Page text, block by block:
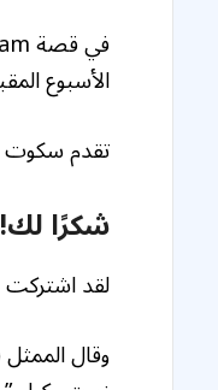
الأسبوع
تقدم سكوت بطلب للطلاق من
شكرًا لك!
لقد اشتركت